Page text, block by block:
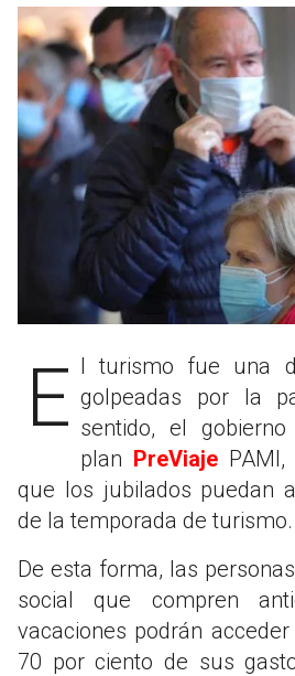
El turismo fue una de las áreas más golpeadas por la
sentido, el
plan PreViaje
que los jubilados puedan
de la temporada de turismo.
De esta forma, las
social que compren
vacaciones podrán
70 por ciento de sus